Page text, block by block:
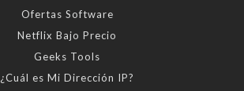
Ofertas Software
Netflix Bajo Precio
Geeks Tools
¿Cuál es Mi Dirección IP?